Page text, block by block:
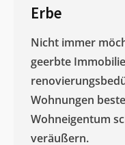
Erbe
Nicht immer
geerbte
Wohnungen
Wohneigentum
veräußern. ​